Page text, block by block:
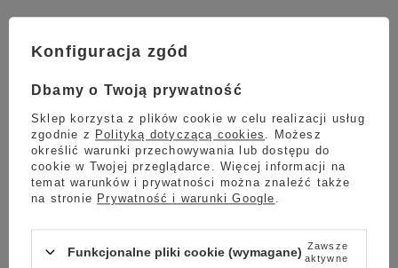
William's Tea Williams White, która świetnie sprawdzi się w
Ze względu na standaryzację produktów Sir William's
możesz otrzymać produkt zarówno z nowym, jak i
starym logotypem.
Najważniejsze cechy
Biała herbata Sir Williams Tea
Konfiguracja zgód
Dbamy o Twoją prywatność
Sklep korzysta z plików cookie w celu realizacji usług
zgodnie z Polityką dotyczącą cookies
. Możesz
określić warunki przechowywania lub dostępu do
cookie w Twojej przeglądarce. Więcej informacji na
temat warunków i prywatności można znaleźć także
na stronie Prywatność i warunki Google
Funkcjonalne pliki cookie (wymagane) Zawsze
aktywne